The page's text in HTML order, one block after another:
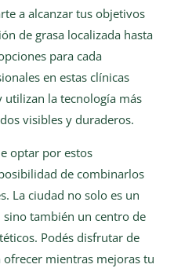
a alcanzar tus objetivos
de grasa localizada hasta
para cada
en estas clínicas
utilizan la tecnología más
visibles y duraderos.
optar por estos
de combinarlos
La ciudad no solo es un
también un centro de
Podés disfrutar de
mientras mejoras tu